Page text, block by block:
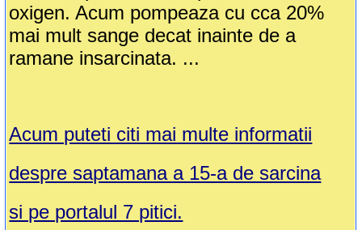
oxigen. Acum pompeaza cu cca 20%
mai mult sange decat inainte de a
ramane insarcinata. ...
Acum puteti citi mai multe informatii
despre saptamana a 15-a de sarcina
si pe portalul 7 pitici.